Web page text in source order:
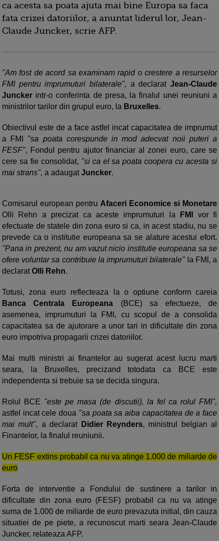
ca acesta sa poata ajuta mai bine Europa sa faca
fata crizei datoriilor, a anuntat liderul lor, Jean-
Claude Juncker, scrie AFP.
"Am fost de acord sa examinam rapid o crestere a resurselor
FMI pentru imprumuturi bilaterale", a declarat Jean-Claude
Juncker intr-o conferinta de presa, la finalul unei reuniuni a
ministrilor tarilor din grupul euro, la Bruxelles.
Obiectivul este de a face astfel incat capacitatea de imprumut
a FMI
"sa poata corespunde in mod adecvat noii puteri a
FESF", Fondul pentru ajutor financiar al zonei euro, care se
cere sa fie consolidat, "si ca el sa poata coopera cu acesta si
mai strans", a adaugatJuncker.
Comisarul european pentru Afaceri Economice si Monetare
Olli Rehn a precizat ca aceste imprumuturi la FMI
vor fi
efectuate de statele din zona euro si ca, in acest stadiu, nu se
prevede ca o institutie europeana sa se alature acestui efort.
"Pana in prezent, nu am vazut nicio institutie europeana sa se
ofere voluntar sa contribuie la imprumuturi bilaterale" la FMI, a
declaratOlli Rehn.
Totusi, zona euro reflecteaza la o optiune conform careia
Banca Centrala Europeana (BCE) sa efectueze, de
asemenea, imprumuturi la FMI, cu scopul de a consolida
capacitatea sa de ajutorare a unor tari in dificultate din zona
euro impotriva propagarii crizei datoriilor.
Mai multi ministri ai finantelor au sugerat acest lucru marti
seara, la Bruxelles, precizand totodata ca BCE este
independenta si trebuie sa se decida singura.
Rolul BCE "este pe masa (de discutii), la fel ca rolul FMI",
astfel incat cele doua "sa poata sa aiba capacitatea de a face
mai mult", a declaratDidier Reynders, ministrul belgian al
Finantelor, la finalul reuniunii.
Un FESF extins probabil ca nu va atinge 1.000 de miliarde de
euro
Forta de interventie a Fondului de sustinere a tarilor in
dificultate din zona euro (FESF) probabil ca nu va atinge
suma de 1.000 de miliarde de euro prevazuta initial, din cauza
situatiei de pe piete, a recunoscut marti seara Jean-Claude
Juncker, relateaza AFP.